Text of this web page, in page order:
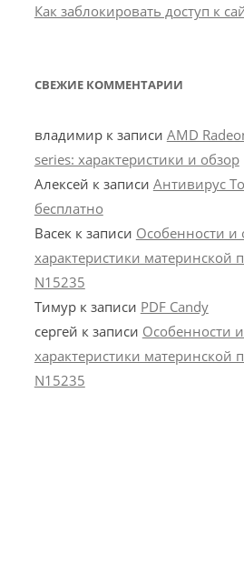
Как заблокировать доступ к
СВЕЖИЕ КОММЕНТАРИИ
владимирк записи AMD
series: характеристики и обзор
Алексей к записи Антивирус
бесплатно
Васек к записи Особенности и
характеристики материнской
N15235
Тимурк записи PDF Candy
сергей к записи Особенности
характеристики материнской
N15235